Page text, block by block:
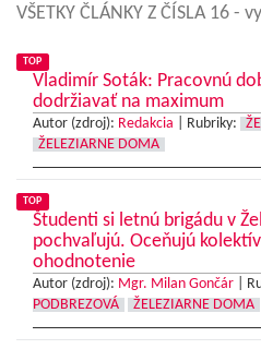
VŠETKY ČLÁNKY Z ČÍSLA 16 -
TOP
Vladimír Soták: Pracovnú
dodržiavať na maximum
Autor (zdroj): Redakcia Rubriky:
ŽELEZIARNE DOMA
TOP
Študenti si letnú brigádu v
pochvaľujú. Oceňujú
ohodnotenie
Autor (zdroj): Mgr. Milan Gončár
PODBREZOVÁ
ŽELEZIARNE DOMA